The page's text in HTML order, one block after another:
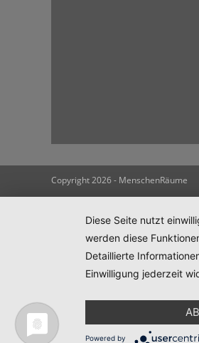
Copyright 2026 - MenschenRäume
Diese Seite nutzt
werden diese
Detaillierte
Einwilligung jederzeit
Powered by